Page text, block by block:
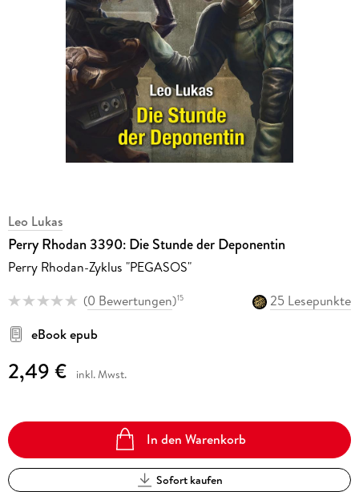
Leo Lukas
Perry Rhodan 3390: Die Stunde der Deponentin
Perry Rhodan-Zyklus "PEGASOS"
(0 Bewertungen)15
25 Lesepunkte
eBook epub
2,49 € inkl. Mwst.
In den Warenkorb
Sofort kaufen